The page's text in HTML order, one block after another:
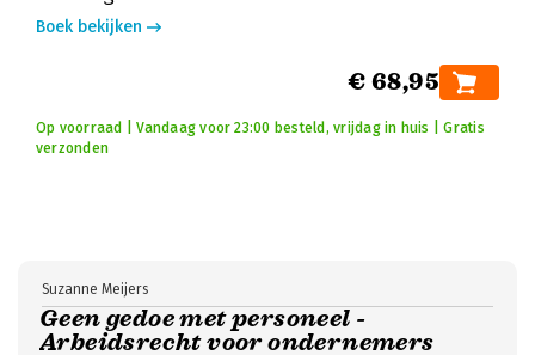
Boek bekijken
€ 68,95
Op voorraad | Vandaag voor 23:00 besteld, vrijdag in huis | Gratis
verzonden
Geen gedoe met personeel -
Arbeidsrecht voor ondernemers
Suzanne Meijers